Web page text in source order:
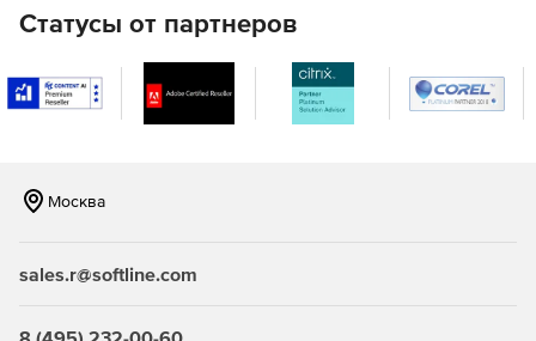
технической, договорной и административно-
взаимоотношениями с заказчиками и составом изделия.
Компоненты TDMS
компоненты, поставляемые на одном установочном
TDMS Client – общее клиентское место.
Статусы от партнеров
Москва
sales.r@softline.com